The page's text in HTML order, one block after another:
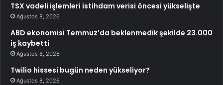
TSX vadeli işlemleri istihdam verisi öncesi yükselişte
Ağustos 8, 2026
ABD ekonomisi Temmuz’da beklenmedik şekilde 23.000
iş kaybetti
Ağustos 8, 2026
Twilio hissesi bugün neden yükseliyor?
Ağustos 8, 2026